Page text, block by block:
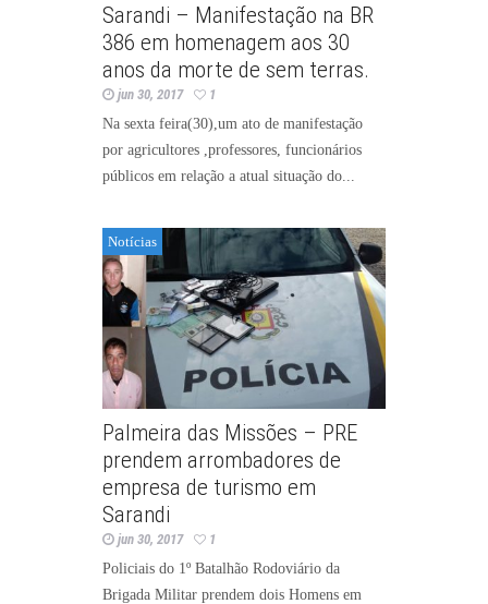
Sarandi – Manifestação na BR
386 em homenagem aos 30
anos da morte de sem terras.
jun 30, 2017
1
Na sexta feira(30),um ato de manifestação
por agricultores ,professores, funcionários
públicos em relação a atual situação do...
Notícias
Palmeira das Missões – PRE
prendem arrombadores de
empresa de turismo em
Sarandi
jun 30, 2017
1
Policiais do 1º Batalhão Rodoviário da
Brigada Militar prendem dois Homens em